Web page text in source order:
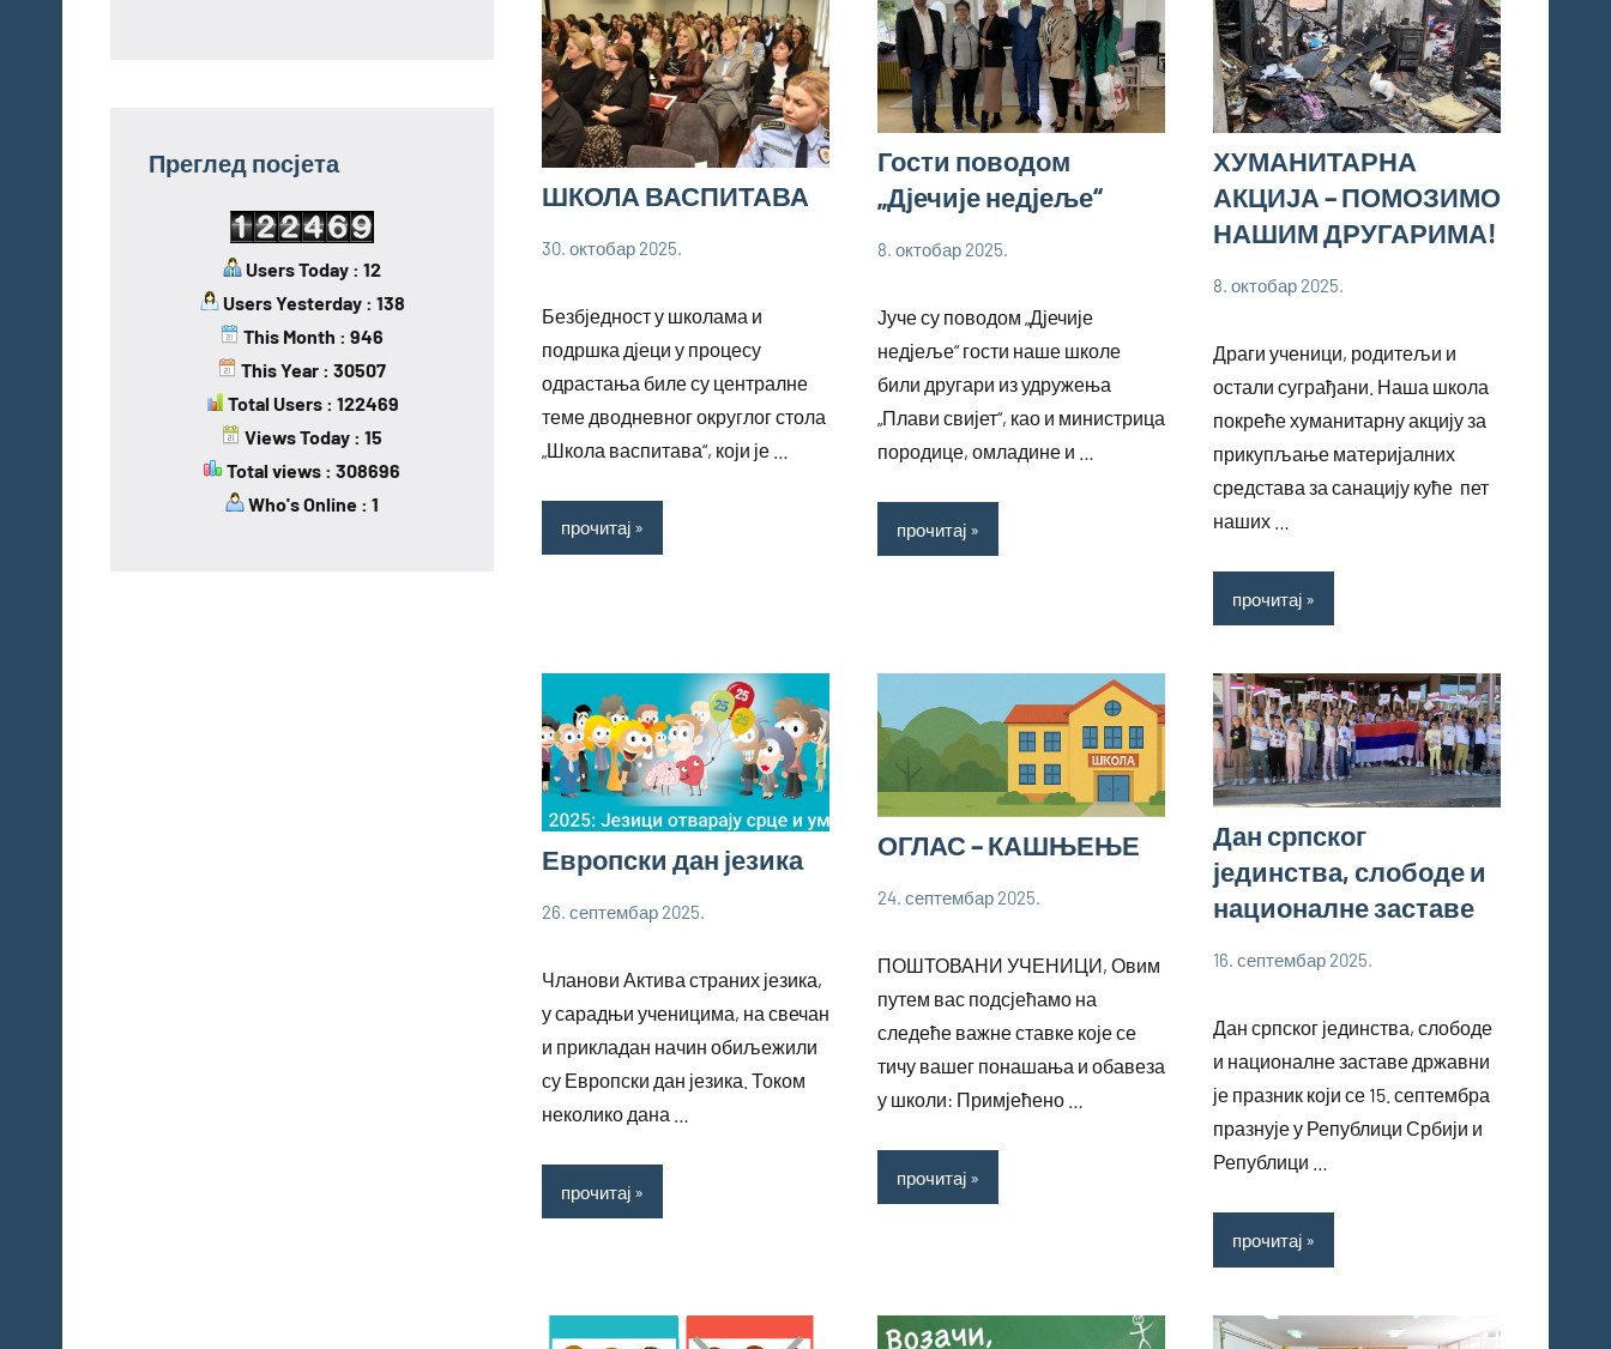
ШКОЛА ВАСПИТАВА
30. октобар 2025.
Безбједност у школама и
подршка дјеци у процесу
одрастања биле су централне
теме дводневног округлог стола
„Школа васпитава“, који је …
прочитај
Гости поводом
„Дјечије недјеље“
Ученици
8. октобар 2025.
bstankovic
Јуче су поводом „Дјечије
недјеље“ гости наше школе
били другари из удружења
„Плави свијет“, као и министрица
породице, омладине и …
прочитај
ХУМАНИТАРНА
АКЦИЈА – ПОМОЗИМО
НАШИМ ДРУГАРИМА!
Ученици
8. октобар 2025.
bstankovic
Драги ученици, родитељи и
остали суграђани. Наша школа
покреће хуманитарну акцију за
прикупљање материјалних
средстава за санацију куће пет
наших …
прочитај
Европски дан језика
26. септембар 2025.
Чланови Актива страних језика,
у сарадњи ученицима, на свечан
и прикладан начин обиљежили
су Европски дан језика. Током
неколико дана …
прочитај
ОГЛАС – КАШЊЕЊЕ
24. септембар 2025.
ПОШТОВАНИ УЧЕНИЦИ, Овим
путем вас подсјећамо на
следеће важне ставке које се
тичу вашег понашања и обавеза
у школи: Примјећено …
прочитај
Дан српског
јединства, слободе и
националне заставе
16. септембар 2025.
Дан српског јединства, слободе
и националне заставе државни
је празник који се 15. септембра
празнује у Републици Србији и
Републици …
прочитај
Преглед посјета
Users Today : 12
Users Yesterday : 138
This Month : 946
This Year : 30507
Total Users : 122469
Views Today : 15
Total views : 308696
Who's Online : 1